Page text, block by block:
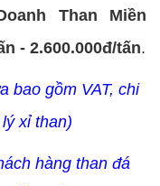
Than Miền
- 2.600.000đ/tấn.
bao gồm VAT, chi
xỉ than)
hàng than đá